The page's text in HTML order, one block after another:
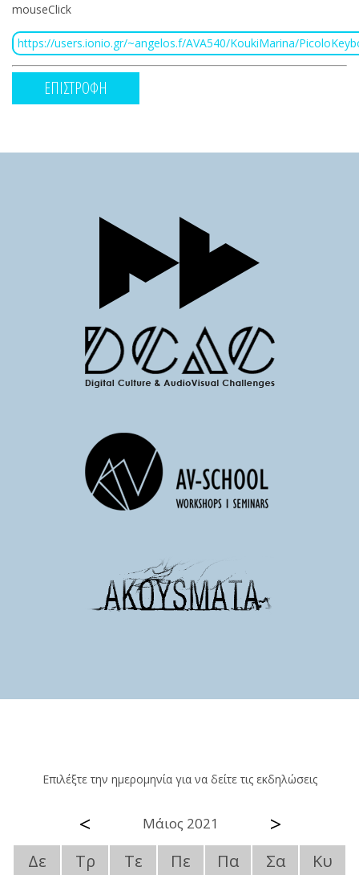
mouseClick
https://users.ionio.gr/~angelos.f/AVA540/KoukiMarina/
ΕΠΙΣΤΡΟΦΗ
Επιλέξτε την ημερομηνία για να δείτε τις εκδηλώσεις
< Μάιος 2021 >
Δε Τρ Τε Πε Πα Σα Κυ